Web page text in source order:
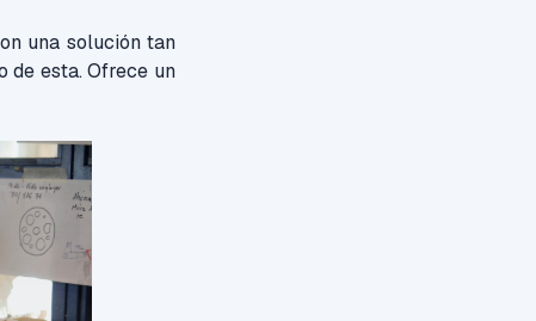
una solución tan
de esta. Ofrece un